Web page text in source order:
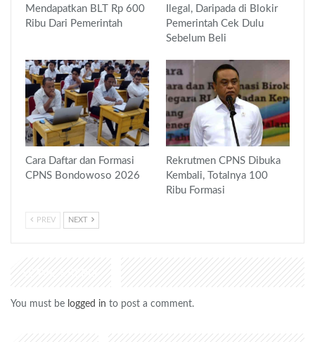
Mendapatkan BLT Rp 600
Ribu Dari Pemerintah
Ilegal, Daripada di Blokir
Pemerintah Cek Dulu
Sebelum Beli
Cara Daftar dan Formasi
CPNS Bondowoso 2026
Rekrutmen CPNS Dibuka
Kembali, Totalnya 100
Ribu Formasi
PREV NEXT
LEAVE A REPLY
You must be logged in to post a comment.